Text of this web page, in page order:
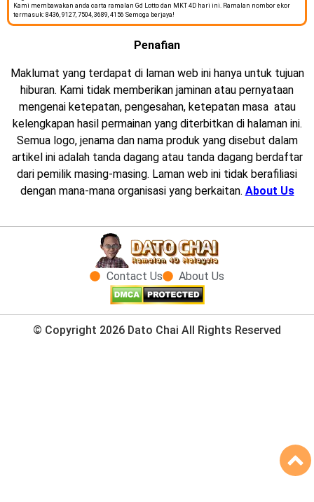
Kami membawakan anda carta ramalan Gd Lotto dan MKT 4D hari ini. Ramalan nombor ekor
termasuk: 8436, 9127, 7504, 3689, 4156 Semoga berjaya!
Penafian
Maklumat yang terdapat di laman web ini hanya untuk tujuan
hiburan. Kami tidak memberikan jaminan atau pernyataan
mengenai ketepatan, pengesahan, ketepatan masa atau
kelengkapan hasil permainan yang diterbitkan di halaman ini.
Semua logo, jenama dan nama produk yang disebut dalam
artikel ini adalah tanda dagang atau tanda dagang berdaftar
dari pemilik masing-masing. Laman web ini tidak berafiliasi
dengan mana-mana organisasi yang berkaitan. About Us
Contact Us About Us
© Copyright 2026 Dato Chai All Rights Reserved